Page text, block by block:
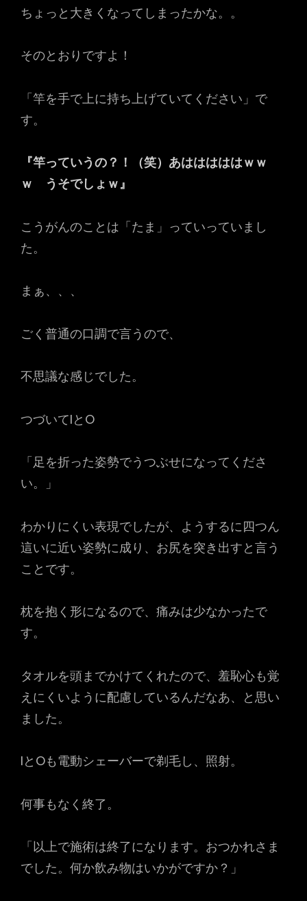
ちょっと大きくなってしまったかな。。
そのとおりですよ！
「竿を手で上に持ち上げていてください」で
す。
『竿っていうの？！（笑）あはははははｗｗ
ｗ うそでしょｗ』
こうがんのことは「たま」っていっていまし
た。
まぁ、、、
ごく普通の口調で言うので、
不思議な感じでした。
つづいてIとO
「足を折った姿勢でうつぶせになってくださ
い。」
わかりにくい表現でしたが、ようするに四つん
這いに近い姿勢に成り、お尻を突き出すと言う
ことです。
枕を抱く形になるので、痛みは少なかったで
す。
タオルを頭までかけてくれたので、羞恥心も覚
えにくいように配慮しているんだなあ、と思い
ました。
IとOも電動シェーバーで剃毛し、照射。
何事もなく終了。
「以上で施術は終了になります。おつかれさま
でした。何か飲み物はいかがですか？」